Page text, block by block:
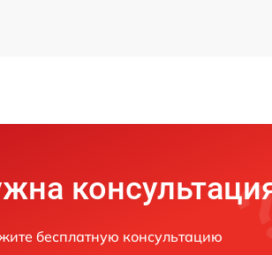
бесплатную консультацию